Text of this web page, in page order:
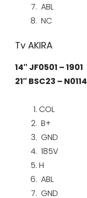
ABL
NC
Tv AKIRA
14″ JF0501 – 1901
21″ BSC23 – N0114
COL
B+
GND
185V
H
ABL
GND